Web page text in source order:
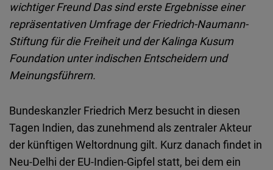
wichtiger Freund Das sind erste Ergebnisse einer
repräsentativen Umfrage der Friedrich-Naumann-
Stiftung für die Freiheit und der Kalinga Kusum
Foundation unter indischen Entscheidern und
Meinungsführern.
Bundeskanzler Friedrich Merz besucht in diesen
Tagen Indien, das zunehmend als zentraler Akteur
der künftigen Weltordnung gilt. Kurz danach findet in
Neu-Delhi der EU-Indien-Gipfel statt, bei dem ein
Embed
Cloudinary
Flickr
Newsletter2go
Embed